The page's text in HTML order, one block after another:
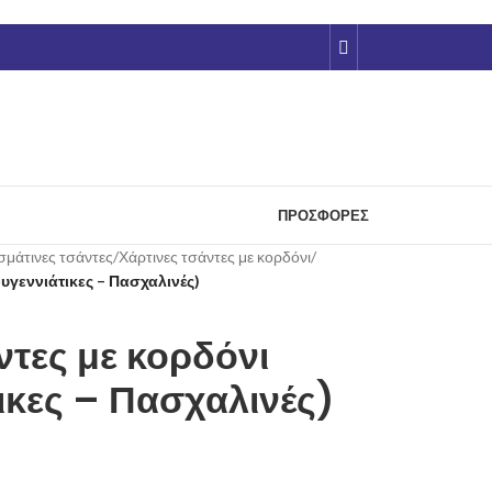
ΠΡΟΣΦΟΡΈΣ
τσάντες/Χάρτινες τσάντες με κορδόνι/
– Πασχαλινές)
με κορδόνι
– Πασχαλινές)